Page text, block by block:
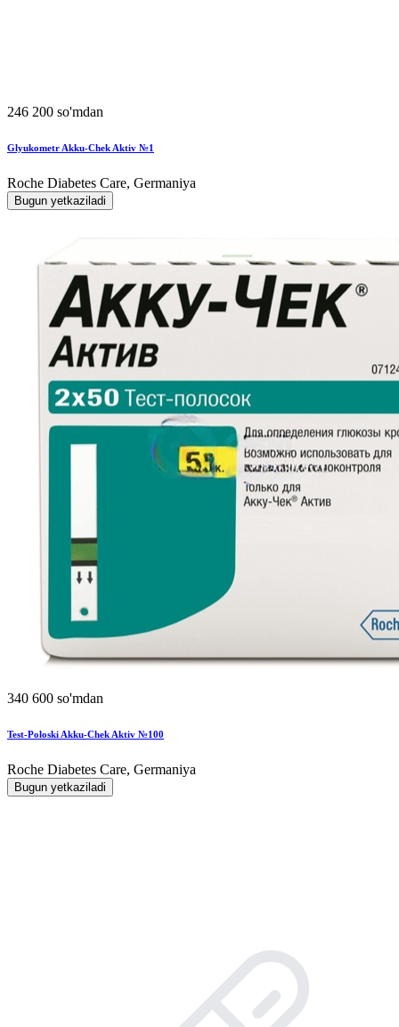
246 200 so'mdan
Glyukometr Akku-Chek Aktiv №1
Roche Diabetes Care, Germaniya
Bugun yetkaziladi
340 600 so'mdan
Test-Poloski Akku-Chek Aktiv №100
Roche Diabetes Care, Germaniya
Bugun yetkaziladi